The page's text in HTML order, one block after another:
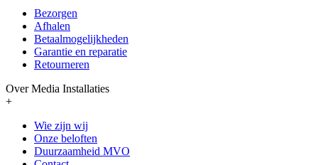
Bezorgen
Afhalen
Betaalmogelijkheden
Garantie en reparatie
Retourneren
Over Media Installaties
+
Wie zijn wij
Onze beloften
Duurzaamheid MVO